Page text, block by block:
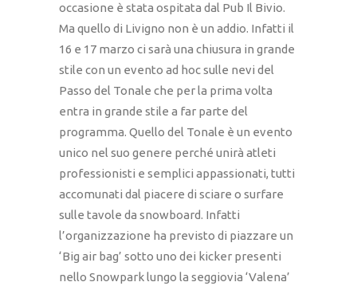
occasione è stata ospitata dal Pub Il Bivio.
Ma quello di Livigno non è un addio. Infatti il
16 e 17 marzo ci sarà una chiusura in grande
stile con un evento ad hoc sulle nevi del
Passo del Tonale che per la prima volta
entra in grande stile a far parte del
programma. Quello del Tonale è un evento
unico nel suo genere perché unirà atleti
professionisti e semplici appassionati, tutti
accomunati dal piacere di sciare o surfare
sulle tavole da snowboard. Infatti
l’organizzazione ha previsto di piazzare un
‘Big air bag’ sotto uno dei kicker presenti
nello Snowpark lungo la seggiovia ‘Valena’